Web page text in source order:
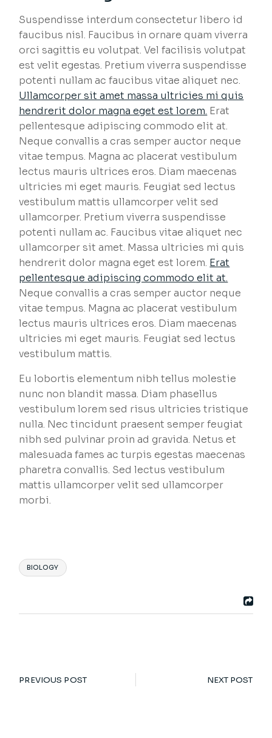
Suspendisse interdum consectetur libero id
faucibus nisl. Faucibus in ornare quam viverra
orci sagittis eu volutpat. Vel facilisis volutpat
est velit egestas. Pretium viverra suspendisse
potenti nullam ac faucibus vitae aliquet nec.
Ullamcorper sit amet massa ultricies mi quis
hendrerit dolor magna eget est lorem. Erat
pellentesque adipiscing commodo elit at.
Neque convallis a cras semper auctor neque
vitae tempus. Magna ac placerat vestibulum
lectus mauris ultrices eros. Diam maecenas
ultricies mi eget mauris. Feugiat sed lectus
vestibulum mattis ullamcorper velit sed
ullamcorper. Pretium viverra suspendisse
potenti nullam ac. Faucibus vitae aliquet nec
ullamcorper sit amet. Massa ultricies mi quis
hendrerit dolor magna eget est lorem. Erat
pellentesque adipiscing commodo elit at.
Neque convallis a cras semper auctor neque
vitae tempus. Magna ac placerat vestibulum
lectus mauris ultrices eros. Diam maecenas
ultricies mi eget mauris. Feugiat sed lectus
vestibulum mattis.
Eu lobortis elementum nibh tellus molestie
nunc non blandit massa. Diam phasellus
vestibulum lorem sed risus ultricies tristique
nulla. Nec tincidunt praesent semper feugiat
nibh sed pulvinar proin ad gravida. Netus et
malesuada fames ac turpis egestas maecenas
pharetra convallis. Sed lectus vestibulum
mattis ullamcorper velit sed ullamcorper
morbi.
BIOLOGY
PREVIOUS POST NEXT POST